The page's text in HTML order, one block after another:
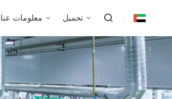
معلومات عنا تحميل